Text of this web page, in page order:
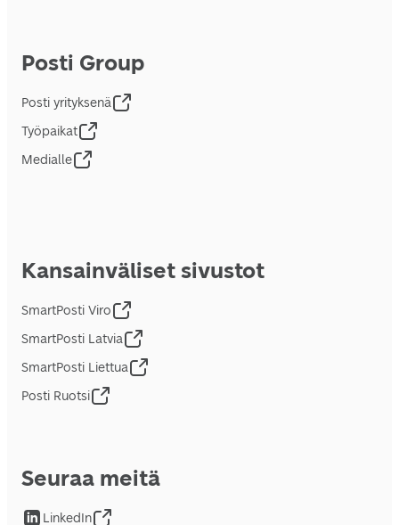
Posti Group
Posti yrityksenä
Työpaikat
Medialle
Kansainväliset sivustot
SmartPosti Viro
SmartPosti Latvia
SmartPosti Liettua
Posti Ruotsi
Seuraa meitä
LinkedIn